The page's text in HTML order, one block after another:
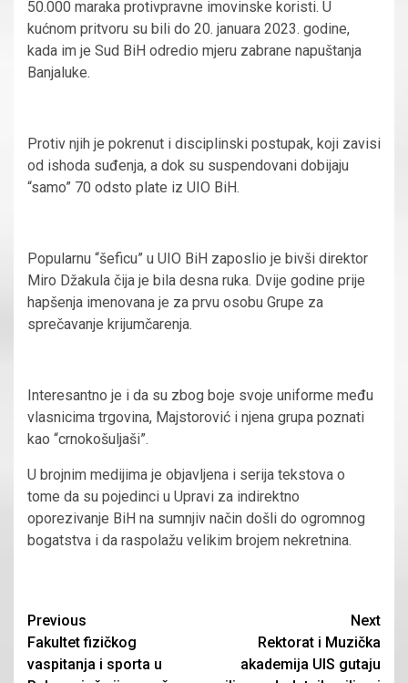
50.000 maraka protivpravne imovinske koristi. U
kućnom pritvoru su bili do 20. januara 2023. godine,
kada im je Sud BiH odredio mjeru zabrane napuštanja
Banjaluke.
Protiv njih je pokrenut i disciplinski postupak, koji zavisi
od ishoda suđenja, a dok su suspendovani dobijaju
“samo” 70 odsto plate iz UIO BiH.
Popularnu “šeficu” u UIO BiH zaposlio je bivši direktor
Miro Džakula čija je bila desna ruka. Dvije godine prije
hapšenja imenovana je za prvu osobu Grupe za
sprečavanje krijumčarenja.
Interesantno je i da su zbog boje svoje uniforme među
vlasnicima trgovina, Majstorović i njena grupa poznati
kao “crnokošuljaši”.
U brojnim medijima je objavljena i serija tekstova o
tome da su pojedinci u Upravi za indirektno
oporezivanje BiH na sumnjiv način došli do ogromnog
bogatstva i da raspolažu velikim brojem nekretnina.
Continue
Reading
Previous
Fakultet fizičkog
vaspitanja i sporta u
Next
Rektorat i Muzička
akademija UIS gutaju